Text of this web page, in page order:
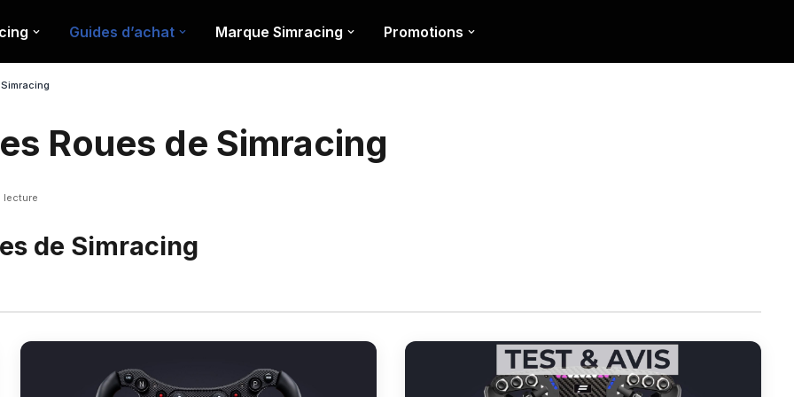
Guides d’achat Marque Simracing Promotions
Roues de Simracing
lecture
de Simracing